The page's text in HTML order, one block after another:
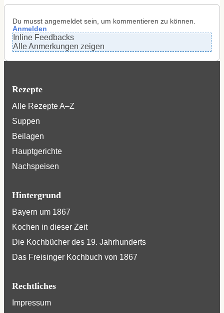
Du musst angemeldet sein, um kommentieren zu können.
Anmelden
Inline Feedbacks
Alle Anmerkungen zeigen
Rezepte
Alle Rezepte A–Z
Suppen
Beilagen
Hauptgerichte
Nachspeisen
Hintergrund
Bayern um 1867
Kochen in dieser Zeit
Die Kochbücher des 19. Jahrhunderts
Das Freisinger Kochbuch von 1867
Rechtliches
Impressum